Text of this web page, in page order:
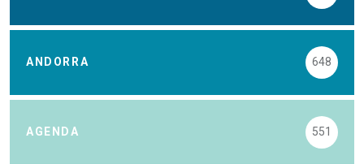
ANDORRA 648
AGENDA 551